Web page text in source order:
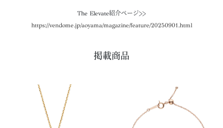
The Elevate紹介ページ>>
https://vendome.jp/aoyama/magazine/feature/20250901.html
掲載商品